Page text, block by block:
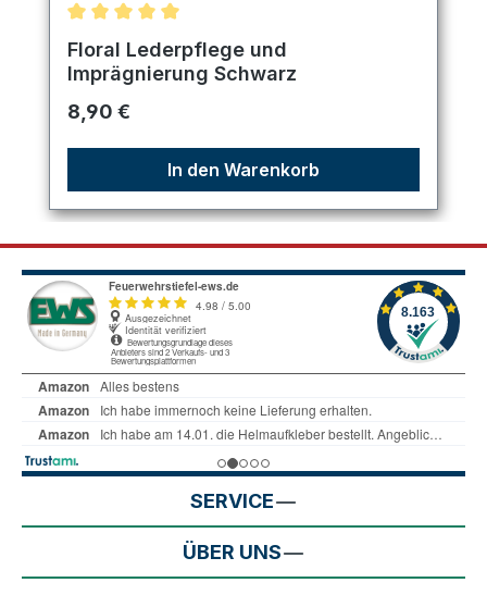
Durchschnittliche Bewertung von 5 von 5 Sternen
Floral Lederpflege und
Imprägnierung Schwarz
Regulärer Preis:
8,90 €
In den Warenkorb
SERVICE
ÜBER UNS